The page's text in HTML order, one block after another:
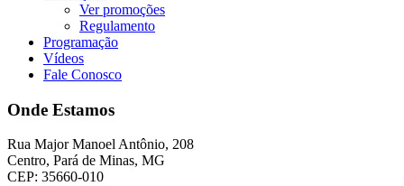
Ver promoções
Regulamento
Programação
Vídeos
Fale Conosco
Onde Estamos
Rua Major Manoel Antônio, 208
Centro, Pará de Minas, MG
CEP: 35660-010